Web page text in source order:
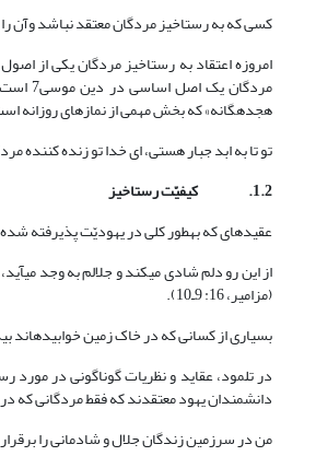
کسی که به رستاخیز مردگان معتقد نباشد وآن را
هجده‏گانه» که بخش مهمی از نمازهای روزانه
تو تا به ابد جبار هستی، ای خدا تو زنده کننده
1.2.
کیفیّت رستاخیز
عقیده‏ای که به‏طور کلی در یهودیّت پذیرفته
از این رو دلم شادی می‏کند و جلالم به وجد
(مزامیر، 16: 9ـ10).
بسیاری از کسانی که در خاک زمین خوابیده‏اند
در تلمود، عقاید و نظریات گوناگونی در
دانشمندان یهود معتقدند که فقط مردگانی که
من در سرزمین زندگان جلال و شادمانی را برقرار